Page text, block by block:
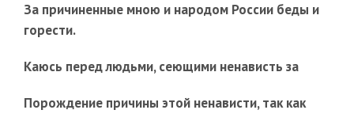
За причиненные мною и народом России беды и
горести.
Каюсь перед людьми, сеющими ненависть за
Порождение причины этой ненависти, так как